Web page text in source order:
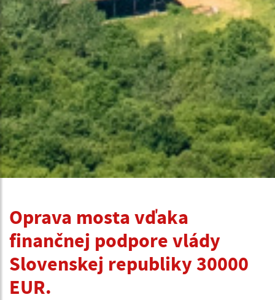
Oprava mosta vďaka
finančnej podpore vlády
Slovenskej republiky 30000
EUR.